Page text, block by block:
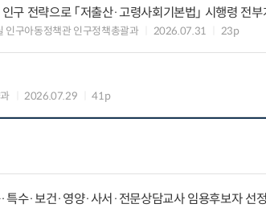
구 전략으로 「저출산·고령사회기본법」 시행령 전
인구아동정책관 인구정책총괄과 2026.07.31 23p
2026.07.29 41p
수·보건·영양·사서·전문상담교사 임용후보자 선